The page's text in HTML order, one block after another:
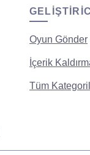
Oyun Gönder
İçerik
Tüm